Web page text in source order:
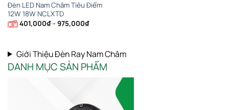
Đèn LED Nam Châm Tiêu Điểm
12W 18W NCLXTD
401,000₫–975,000₫Khoảng
giá:
đến
975,000₫
Giới Thiệu Đèn Ray Nam Châm
DANH MỤC SẢN PHẨM